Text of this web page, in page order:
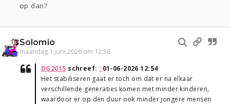
op dan?
Solomio
maandag 1 juni 2026 om 12:56
DG2015 schreef: ↑01-06-2026 12:54
Het stabiliseren gaat er toch om dat er na elkaar
verschillende generaties komen met minder kinderen,
waardoor er op den duur ook minder jongere mensen